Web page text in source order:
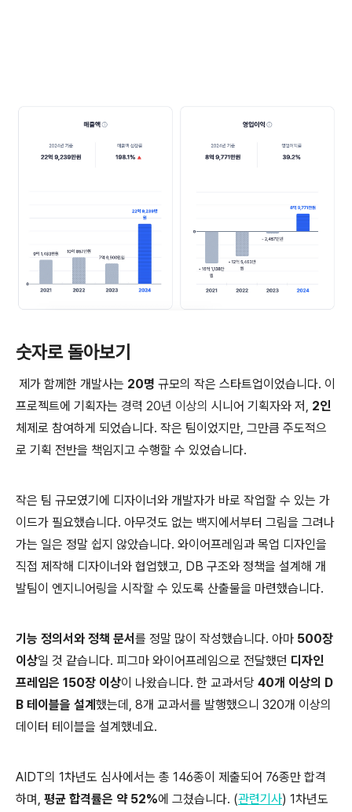
숫자로 돌아보기
제가 함께한 개발사는 20명 규모의 작은 스타트업이었습니다. 이
프로젝트에 기획자는 경력 20년 이상의 시니어 기획자와 저, 2인
체제로 참여하게 되었습니다. 작은 팀이었지만, 그만큼 주도적으
로 기획 전반을 책임지고 수행할 수 있었습니다.
작은 팀 규모였기에 디자이너와 개발자가 바로 작업할 수 있는 가
이드가 필요했습니다. 아무것도 없는 백지에서부터 그림을 그려나
가는 일은 정말 쉽지 않았습니다. 와이어프레임과 목업 디자인을
직접 제작해 디자이너와 협업했고, DB 구조와 정책을 설계해 개
발팀이 엔지니어링을 시작할 수 있도록 산출물을 마련했습니다.
기능 정의서와 정책 문서 를 정말 많이 작성했습니다. 아마 500장
이상일 것 같습니다. 피그마 와이어프레임으로 전달했던 디자인
프레임은 150장 이상이 나왔습니다. 한 교과서당 40개 이상의 D
B 테이블을 설계 했는데, 8개 교과서를 발행했으니 320개 이상의
데이터 테이블을 설계했네요.
AIDT의 1차년도 심사에서는 총 146종이 제출되어 76종만 합격
하며, 평균 합격률은 약 52%에 그쳤습니다. (관련기사) 1차년도